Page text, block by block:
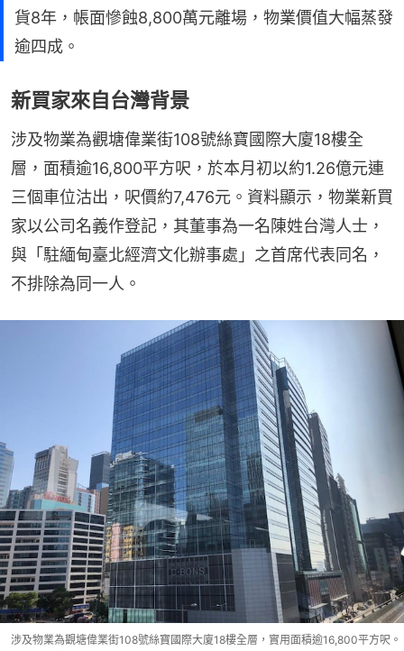
貨8年，帳面慘蝕8,800萬元離場，物業價值大幅蒸發
逾四成。
新買家來自台灣背景
涉及物業為觀塘偉業街108號絲寶國際大廈18樓全
層，面積逾16,800平方呎，於本月初以約1.26億元連
三個車位沽出，呎價約7,476元。資料顯示，物業新買
家以公司名義作登記，其董事為一名陳姓台灣人士，
與「駐緬甸臺北經濟文化辦事處」之首席代表同名，
不排除為同一人。
涉及物業為觀塘偉業街108號絲寶國際大廈18樓全層，實用面積逾16,800平方呎。